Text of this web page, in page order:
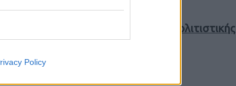
Policy
στις Ευρωπαϊκές Ημέρες Πολιτιστικής